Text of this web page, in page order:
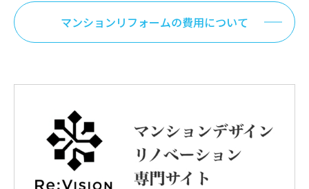
マンションリフォームの費用について